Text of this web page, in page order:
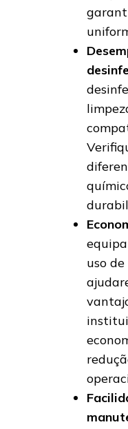
uso